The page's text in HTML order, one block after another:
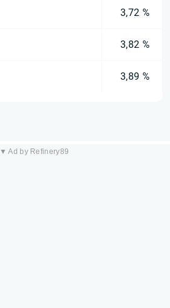
3,72 %
3,82 %
3,89 %
▼ Ad by Refinery89